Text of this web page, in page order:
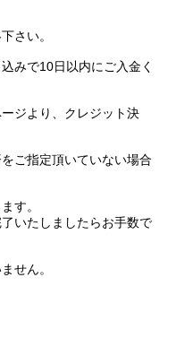
さい。
みで10日以内にご入金く
ジより、クレジット決
ご指定頂いていない場合
す。
いたしましたらお手数で
せん。